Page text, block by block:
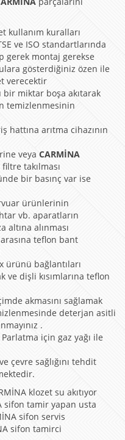
kullanım kuralları
ve ISO standartlarında
gerek montaj gerekse
gösterdiğiniz özen ile
verecektir
bir miktar boşa akıtarak
temizlenmesinin
hattına arıtma cihazının
veya CARMİNA
takılması
bir basınç var ise
ürünlerinin
vb. aparatların
altına alınması
teflon bant
ürünü bağlantıları
ve dişli kısımlarına teflon
akmasını sağlamak
deterjan asitli
.
için gaz yağı ile
çevre sağlığını tehdit
klozet su akıtıyor
sifon tamir yapan usta
sifon servis
sifon tamirci